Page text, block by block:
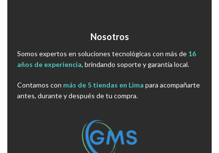
Nosotros
Somos expertos en soluciones tecnológicas con más de 16
años de experiencia, brindando soporte y garantía local.
Contamos con más de 5 tiendas en Lima para acompañarte
antes, durante y después de tu compra.